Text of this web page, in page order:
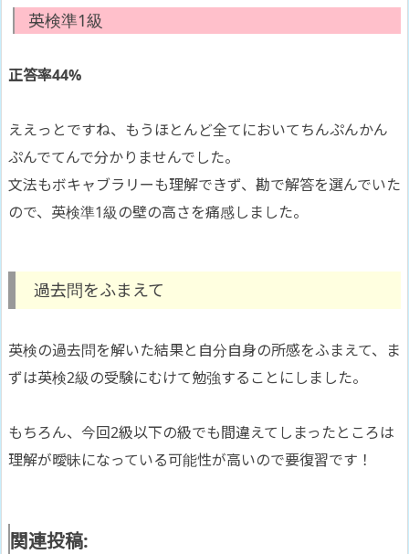
英検準1級
正答率44%
ええっとですね、もうほとんど全てにおいてちんぷんかん
ぷんでてんで分かりませんでした。
文法もボキャブラリーも理解できず、勘で解答を選んでいた
ので、英検準1級の壁の高さを痛感しました。
過去問をふまえて
英検の過去問を解いた結果と自分自身の所感をふまえて、ま
ずは英検2級の受験にむけて勉強することにしました。
もちろん、今回2級以下の級でも間違えてしまったところは
理解が曖昧になっている可能性が高いので要復習です！
関連投稿: